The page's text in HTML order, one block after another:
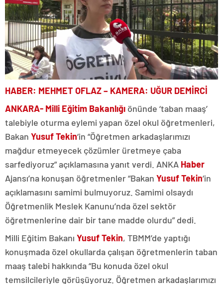
HABER: MEHMET OFLAZ – KAMERA: UĞUR DEMİRCİ
ANKARA- Milli Eğitim Bakanlığı önünde ‘taban maaş’
talebiyle oturma eylemi yapan özel okul öğretmenleri,
Bakan Yusuf Tekin‘in “Öğretmen arkadaşlarımızı
mağdur etmeyecek çözümler üretmeye çaba
sarfediyoruz” açıklamasına yanıt verdi. ANKA Haber
Ajansı’na konuşan öğretmenler “Bakan Yusuf Tekin‘in
açıklamasını samimi bulmuyoruz. Samimi olsaydı
Öğretmenlik Meslek Kanunu’nda özel sektör
öğretmenlerine dair bir tane madde olurdu” dedi.
Milli Eğitim Bakanı Yusuf Tekin, TBMM’de yaptığı
konuşmada özel okullarda çalışan öğretmenlerin taban
maaş talebi hakkında “Bu konuda özel okul
temsilcileriyle görüşüyoruz. Öğretmen arkadaşlarımızı